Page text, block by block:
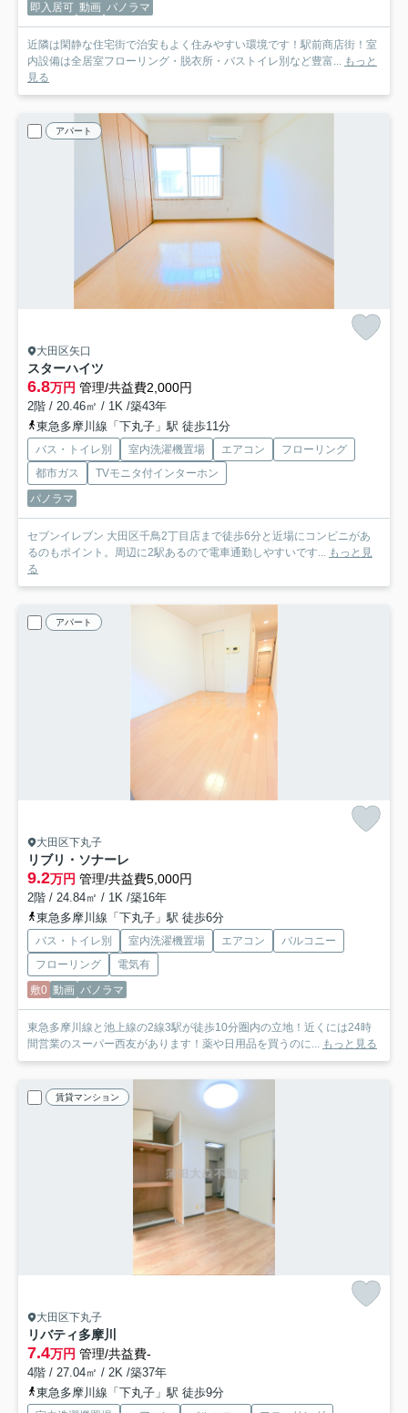
即入居可 動画 パノラマ
近隣は閑静な住宅街で治安もよく住みやすい環境です！駅前商店街！室
内設備は全居室フローリング・脱衣所・バストイレ別など豊富... もっと
見る
アパート
大田区矢口
スターハイツ
6.8万円 管理/共益費2,000円
2階 / 20.46㎡ / 1K /築43年
東急多摩川線「下丸子」駅 徒歩11分
バス・トイレ別 室内洗濯機置場 エアコン
フローリング
都市ガス
TVモニタ付インターホン
パノラマ
セブンイレブン 大田区千鳥2丁目店まで徒歩6分と近場にコンビニがあ
るのもポイント。周辺に2駅あるので電車通勤しやすいです... もっと見
る
アパート
大田区下丸子
リブリ・ソナーレ
9.2万円 管理/共益費5,000円
2階 / 24.84㎡ / 1K /築16年
東急多摩川線「下丸子」駅 徒歩6分
バス・トイレ別 室内洗濯機置場 エアコン
バルコニー
フローリング
電気有
敷0 動画 パノラマ
東急多摩川線と池上線の2線3駅が徒歩10分圏内の立地！近くには24時
間営業のスーパー西友があります！薬や日用品を買うのに... もっと見る
賃貸マンション
大田区下丸子
リバティ多摩川
7.4万円 管理/共益費-
4階 / 27.04㎡ / 2K /築37年
東急多摩川線「下丸子」駅 徒歩9分